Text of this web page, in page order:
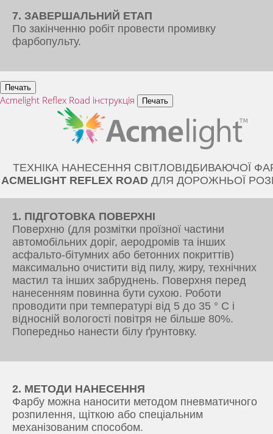
7. ЗАВЕРШАЛЬНИЙ ЕТАП
По закінченню робіт провести промивку
фарбопульту.
Acmelight Reflex Road інструкція
ТЕХНІКА НАНЕСЕННЯ СВІТЛОВІДБИВАЮЧОЇ
ACMELIGHT REFLEX ROADДЛЯ ДОРОЖНЬОЇ
1. ПІДГОТОВКА ПОВЕРХНІ
Поверхню (для розмітки проїзної частини
автомобільних доріг, аеродромів та інших
асфальто-бітумних або бетонних покриттів)
максимально очистити від пилу, жиру, технічних
мастил та інших забруднень. Поверхня перед
нанесенням повинна бути сухою. Роботи
проводити при температурі від 5 до 35 ° С і
відносній вологості повітря не більше 80%.
Попередньо нанести білу ґрунтовку.
2. МЕТОДИ НАНЕСЕННЯ
Фарбу можна наносити методом пневматичного
розпилення, щіткою або спеціальним
механізованим способом.